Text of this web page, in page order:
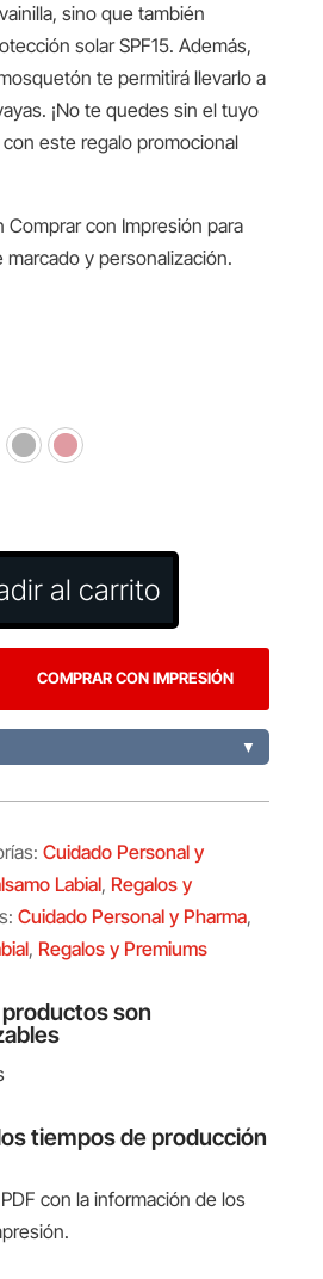
sino que también
solar SPF15. Además,
te permitirá llevarlo a
¡No te quedes sin el tuyo
este regalo promocional
Comprar con Impresión para
y personalización.
al carrito
COMPRAR CON IMPRESIÓN
▼
Cuidado Personal y
Labial, Regalos y
Cuidado Personal y Pharma,
, Regalos y Premiums
son
tiempos de producción
con la información de los